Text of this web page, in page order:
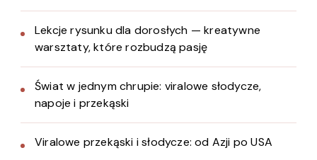
Lekcje rysunku dla dorosłych — kreatywne
warsztaty, które rozbudzą pasję
Świat w jednym chrupie: viralowe słodycze,
napoje i przekąski
Viralowe przekąski i słodycze: od Azji po USA